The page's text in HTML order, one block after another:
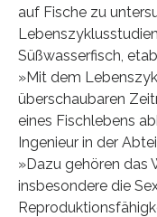
auf Fische zu
Süßwasserfisch,
»Mit dem
überschaubaren
eines Fischlebens
Ingenieur in der
»Dazu gehören das
insbesondere die